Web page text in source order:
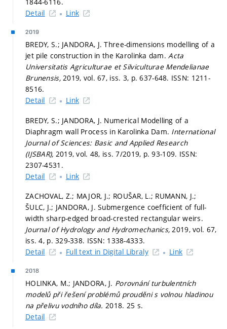
1844-6116.
Detail
Link
2019
BREDY, S.; JANDORA, J. Three-dimensions modelling of a
jet pile construction in the Karolinka dam.Acta
Universitatis Agriculturae et Silviculturae Mendelianae
Brunensis,2019, vol. 67, iss. 3, p. 637-648. ISSN: 1211-
8516.
Detail
Link
BREDY, S.; JANDORA, J. Numerical Modelling of a
Diaphragm wall Process in Karolinka Dam. International
Journal of Sciences: Basic and Applied Research
(IJSBAR), 2019, vol. 48, iss. 7/2019, p. 93-109. ISSN:
2307-4531.
Detail
Link
ZACHOVAL, Z.; MAJOR, J.; ROUŠAR, L.; RUMANN, J.;
ŠULC, J.; JANDORA, J. Submergence coefficient of full-
width sharp-edged broad-crested rectangular weirs.
Journal of Hydrology and Hydromechanics,2019, vol. 67,
iss. 4, p. 329-338. ISSN: 1338-4333.
Detail
Full text in Digital Libraly Link
2018
HOLINKA, M.; JANDORA, J. Porovnání turbulentních
modelů při řešení problémů prouděni s volnou hladinou
na přelivu vodního díla. 2018. 25 s.
Detail